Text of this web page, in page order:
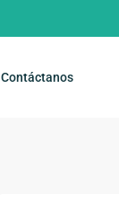
Contáctanos